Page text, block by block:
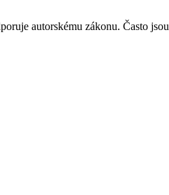
autorskému zákonu. Často